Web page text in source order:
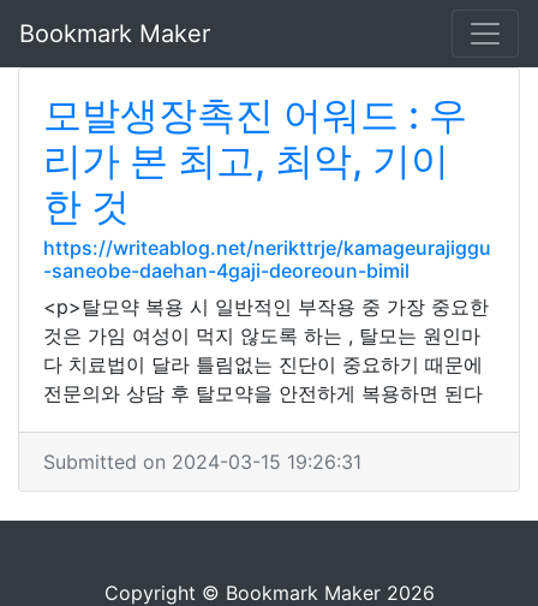
Bookmark Maker
모발생장촉진 어워드 : 우
리가 본 최고, 최악, 기이
한 것
https://writeablog.net/nerikttrje/kamageurajiggu
-saneobe-daehan-4gaji-deoreoun-bimil
<p>탈모약 복용 시 일반적인 부작용 중 가장 중요한
것은 가임 여성이 먹지 않도록 하는 , 탈모는 원인마
다 치료법이 달라 틀림없는 진단이 중요하기 때문에
전문의와 상담 후 탈모약을 안전하게 복용하면 된다
Submitted on 2024-03-15 19:26:31
Copyright © Bookmark Maker 2026